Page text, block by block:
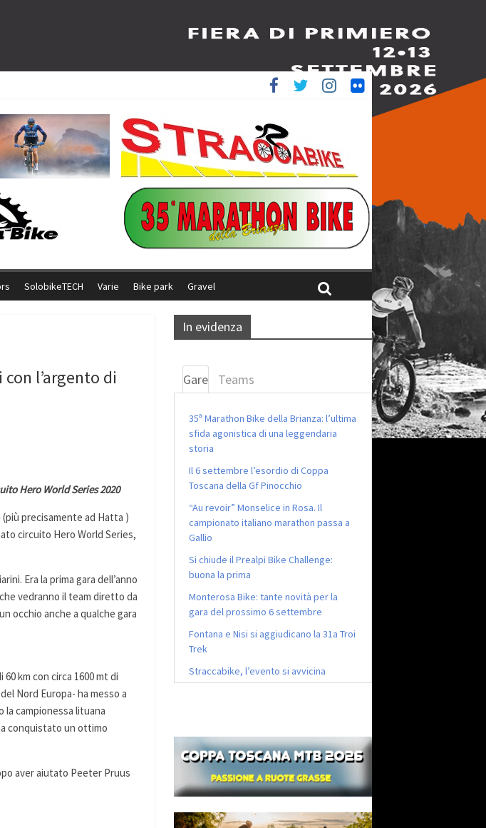
Signorelli 5^ la migliore tra gli italiani
di una leggendaria storia
azzurro a Monteceneri
SolobikeTECH Varie Bike park Gravel
l’argento di
Hero World Series 2020
precisamente ad Hatta )
circuito Hero World Series,
Era la prima gara dell’anno
vedranno il team diretto da
occhio anche a qualche gara
km con circa 1600 mt di
Nord Europa- ha messo a
la campionessa lituana
conquistato un ottimo
aver aiutato Peeter Pruus
In evidenza
Gare Teams
35ª Marathon Bike della Brianza: l’ultima
sfida agonistica di una leggendaria
storia
Il 6 settembre l’esordio di Coppa
Toscana della Gf Pinocchio
“Au revoir” Monselice in Rosa. Il
campionato italiano marathon passa a
Gallio
Si chiude il Prealpi Bike Challenge:
buona la prima
Monterosa Bike: tante novità per la
gara del prossimo 6 settembre
Fontana e Nisi si aggiudicano la 31a Troi
Trek
Straccabike, l’evento si avvicina